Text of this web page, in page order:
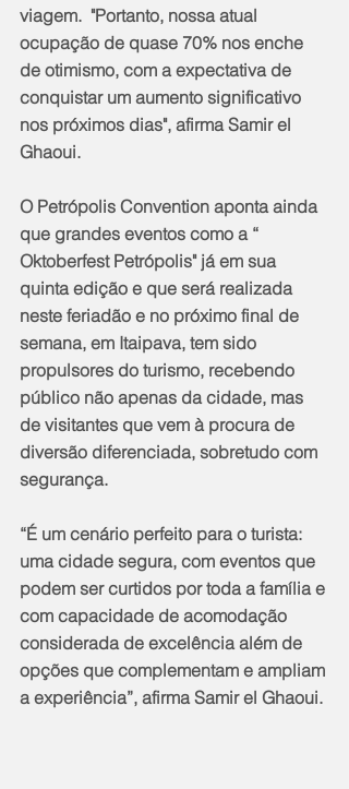
viagem.  "Portanto, nossa atual
ocupação de quase 70% nos enche
de otimismo, com a expectativa de
conquistar um aumento significativo
nos próximos dias", afirma Samir el
Ghaoui.
O Petrópolis Convention aponta ainda
que grandes eventos como a “
Oktoberfest Petrópolis" já em sua
quinta edição e que será realizada
neste feriadão e no próximo final de
semana, em Itaipava, tem sido
propulsores do turismo, recebendo
público não apenas da cidade, mas
de visitantes que vem à procura de
diversão diferenciada, sobretudo com
segurança.
“É um cenário perfeito para o turista:
uma cidade segura, com eventos que
podem ser curtidos por toda a família e
com capacidade de acomodação
considerada de excelência além de
opções que complementam e ampliam
a experiência”, afirma Samir el Ghaoui.